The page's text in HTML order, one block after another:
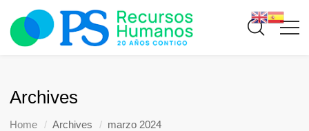
Archives
Home Archives marzo 2024